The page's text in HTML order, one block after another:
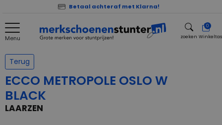
Betaal achteraf met Klarna!
Menu zoeken
0
Winkeltas
Terug
ECCO METROPOLE OSLO W
BLACK
LAARZEN